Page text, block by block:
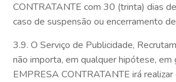
CONTRATANTE com 30 (trinta) dias
caso de suspensão ou encerramento
3.9. O Serviço de Publicidade,
não importa, em qualquer hipótese, em
EMPRESA CONTRATANTE irá